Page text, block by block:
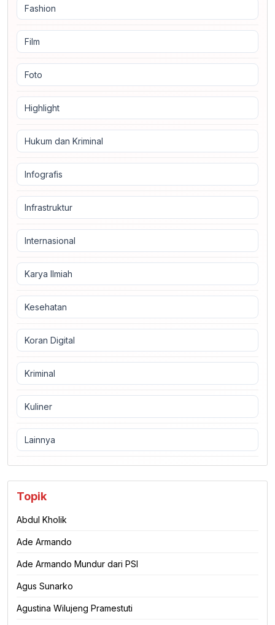
Fashion
Film
Foto
Highlight
Hukum dan Kriminal
Infografis
Infrastruktur
Internasional
Karya Ilmiah
Kesehatan
Koran Digital
Kriminal
Kuliner
Lainnya
Topik
Abdul Kholik
Ade Armando
Ade Armando Mundur dari PSI
Agus Sunarko
Agustina Wilujeng Pramestuti